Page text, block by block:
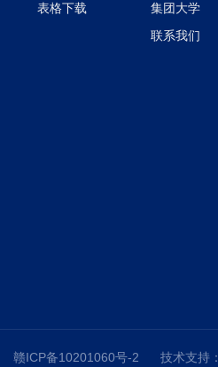
表格下载
集团大学
联系我们
赣ICP备10201060号-2 技术支持：